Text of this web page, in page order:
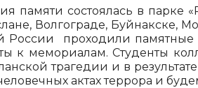
памяти состоялась в парке
Волгограде, Буйнакске,
России проходили
к мемориалам. Студенты
трагедии и в
актах террора и